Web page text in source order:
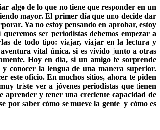
algo de lo que no tiene que responder en un
mayor. El primer día que uno decide dar
Ya no estoy pensando en aprobar, estoy
ser periodistas debemos empezar a
de todo tipo: viajar, viajar en la lectura y
vital única, si es vivido junto a otras
Hoy en día, si un amigo te sorprende
conocer la lengua de una manera superior.
este oficio. En muchos sitios, ahora te piden
triste ver a jóvenes periodistas que tienen
aprender y tener una creciente capacidad de
por saber cómo se mueve la gente y cómo es